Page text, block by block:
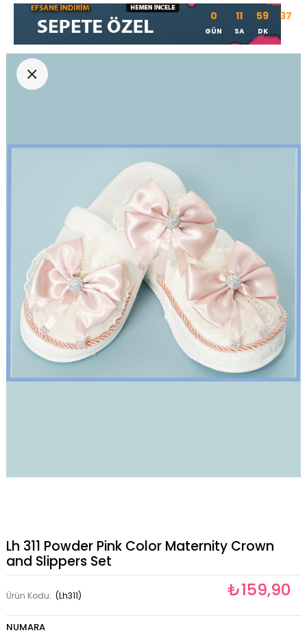
0
GÜN
11
SA
59
DK
36
Lh 311 Powder Pink Color Maternity Crown
and Slippers Set
Ürün Kodu: (Lh311) ₺159,90
NUMARA